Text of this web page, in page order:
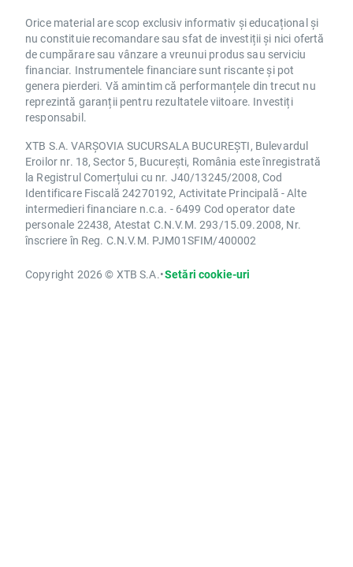
Orice material are scop exclusiv informativ și educațional și
nu constituie recomandare sau sfat de investiții și nici ofertă
de cumpărare sau vânzare a vreunui produs sau serviciu
financiar. Instrumentele financiare sunt riscante și pot
genera pierderi. Vă amintim că performanțele din trecut nu
reprezintă garanții pentru rezultatele viitoare. Investiți
responsabil.
XTB S.A. VARȘOVIA SUCURSALA BUCUREȘTI, Bulevardul
Eroilor nr. 18, Sector 5, București, România este înregistrată
la Registrul Comerțului cu nr. J40/13245/2008, Cod
Identificare Fiscală 24270192, Activitate Principală - Alte
intermedieri financiare n.c.a. - 6499 Cod operator date
personale 22438, Atestat C.N.V.M. 293/15.09.2008, Nr.
înscriere în Reg. C.N.V.M. PJM01SFIM/400002
Copyright 2026 © XTB S.A.•Setări cookie-uri